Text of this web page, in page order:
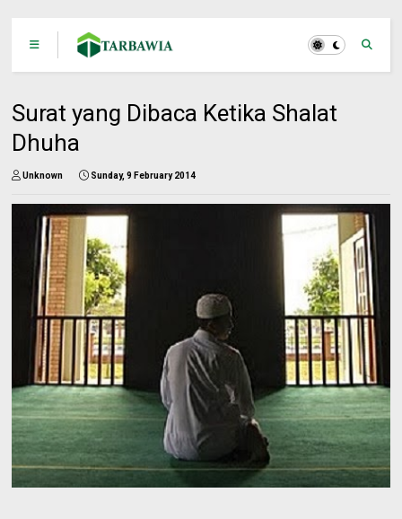
Surat yang Dibaca Ketika Shalat
Dhuha
Unknown Sunday, 9 February 2014